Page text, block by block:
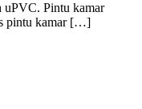
uPVC. Pintu kamar
pintu kamar […]